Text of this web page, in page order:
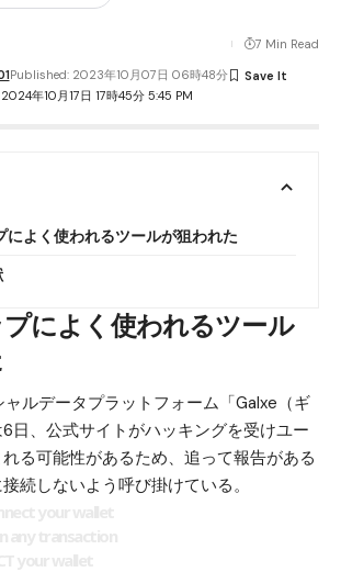
年10月17日 17時45分 5:45 PM
Published: 2023年10月07日 06時48分
7 Min Read
によく使われるツールが狙われた
によく使われるツール
ルデータプラットフォーム「Galxe（ギ
日、公式サイトがハッキングを受けユー
る可能性があるため、追って報告がある
続しないよう呼び掛けている。